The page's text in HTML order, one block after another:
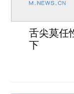
舌尖莫任
下